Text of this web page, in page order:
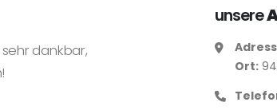
dankbar,
unsere
Ort: